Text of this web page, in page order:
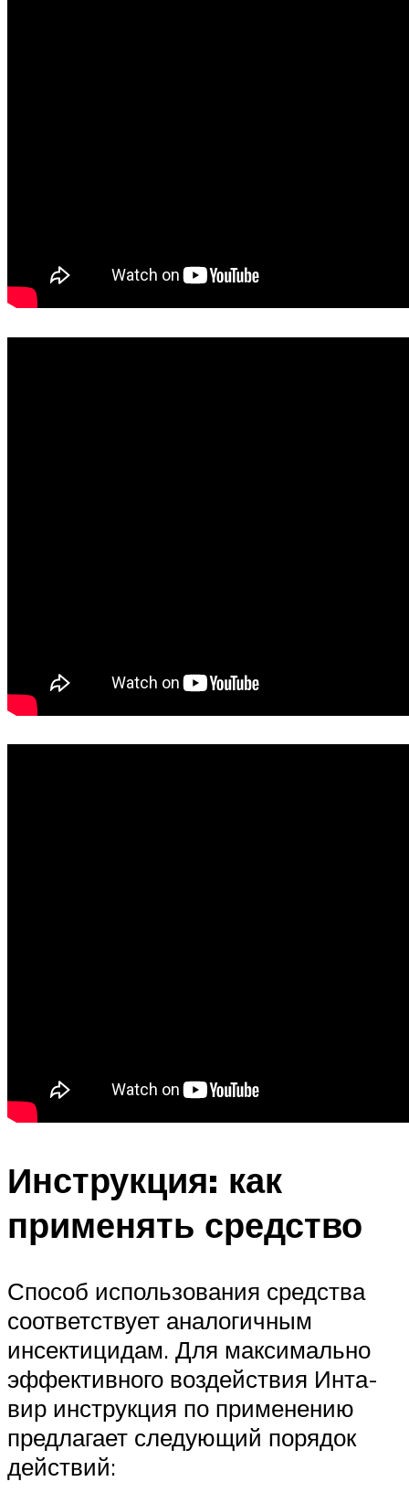
Инструкция: как
применять средство
Способ использования средства
соответствует аналогичным
инсектицидам. Для максимально
эффективного воздействия Инта-
вир инструкция по применению
предлагает следующий порядок
действий: